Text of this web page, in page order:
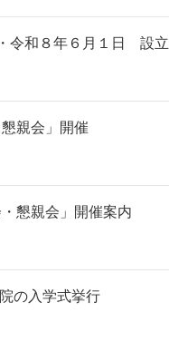
令和８年６月１日 設立
親会」開催
懇親会」開催案内
の入学式挙行